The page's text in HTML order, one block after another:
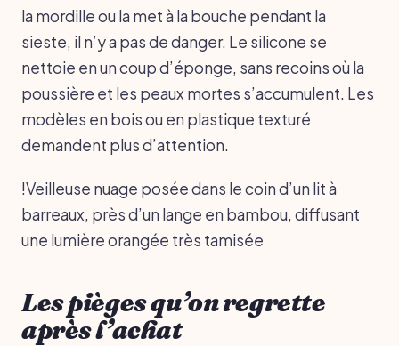
la mordille ou la met à la bouche pendant la
sieste, il n’y a pas de danger. Le silicone se
nettoie en un coup d’éponge, sans recoins où la
poussière et les peaux mortes s’accumulent. Les
modèles en bois ou en plastique texturé
demandent plus d’attention.
!Veilleuse nuage posée dans le coin d’un lit à
barreaux, près d’un lange en bambou, diffusant
une lumière orangée très tamisée
Les pièges qu’on regrette
après l’achat